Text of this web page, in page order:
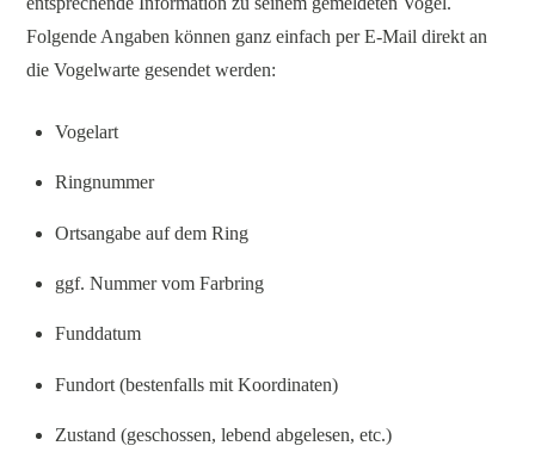
Folgende Angaben können ganz einfach per E-Mail direkt an
die Vogelwarte gesendet werden:
Vogelart
Ringnummer
Ortsangabe auf dem Ring
ggf. Nummer vom Farbring
Funddatum
Fundort (bestenfalls mit Koordinaten)
Zustand (geschossen, lebend abgelesen, etc.)